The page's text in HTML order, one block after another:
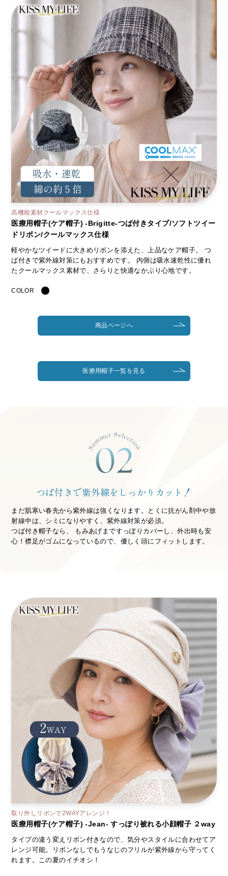
高機能素材クールマックス仕様
医療用帽子(ケア帽子) -Brigitte-つば付きタイプ/ソフトツイー
ドリボン/クールマックス仕様
軽やかなツイードに大きめリボンを添えた、上品なケア帽子。 つ
ば付きで紫外線対策にもおすすめです。 内側は吸水速乾性に優れ
たクールマックス素材で、さらりと快適なかぶり心地です。
COLOR
商品ページへ
医療用帽子一覧を見る
つば付きで紫外線をしっかりカット！
まだ肌寒い春先から紫外線は強くなります。とくに抗がん剤中や放
射線中は、シミになりやすく、紫外線対策が必須。
つば付き帽子なら、 もみあげまですっぽりカバーし、外出時も安
心！襟足がゴムになっているので、優しく頭にフィットします。
取り外しリボンで2WAYアレンジ！
医療用帽子(ケア帽子) -Jean- すっぽり被れる小顔帽子 ２way
タイプの違う変えリボン付きなので、気分やスタイルに合わせてア
レンジ可能。リボンなしでもうなじのフリルが紫外線から守ってく
れます。この夏のイチオシ！